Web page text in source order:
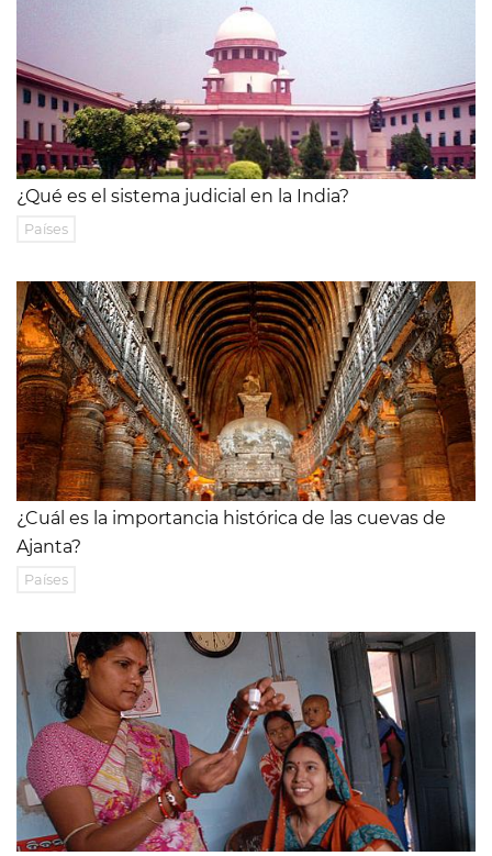
¿Qué es el sistema judicial en la India?
Países
¿Cuál es la importancia histórica de las cuevas de
Ajanta?
Países